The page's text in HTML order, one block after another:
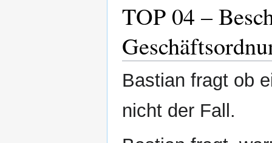
TOP 04 –
Bastian fragt ob
nicht der Fall.